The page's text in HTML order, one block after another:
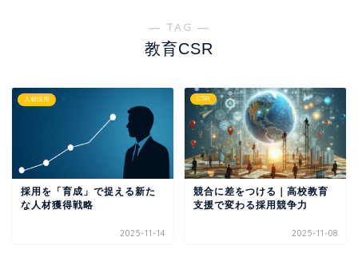
― TAG ―
教育CSR
人材採用
採用を「育成」で捉える新た
な人材獲得戦略
2025-11-14
CSR
競合に差をつける｜高校教育
支援で変わる採用競争力
2025-11-08